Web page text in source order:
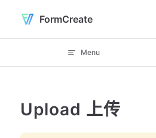
Skip to content
FormCreate
Menu
Upload 上传